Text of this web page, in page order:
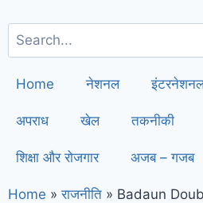
हरियाणा दौरे
कार्यक्रमों में
Home
नेशनल
अपराध खेल तकनीकी
शिक्षा और रोजगार अजब – गजब
Home » राजनीति » Badaun